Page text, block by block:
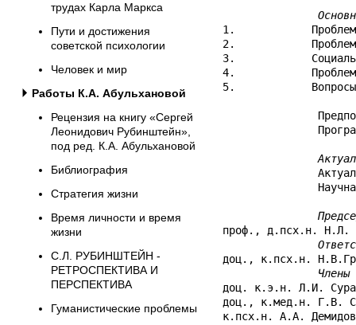
трудах Карла Маркса
Пути и достижения
советской психологии
Человек и мир
Работы К.А. Абульхановой
Рецензия на книгу «Сергей
Леонидович Рубинштейн»,
под ред. К.А. Абульхановой
Библиография
Стратегия жизни
Время личности и время
жизни
С.Л. РУБИНШТЕЙН -
РЕТРОСПЕКТИВА И
ПЕРСПЕКТИВА
Гуманистические проблемы
Основными
1.
2.
3.
4.
5.
Предполагаемая
Программа
Актуальность
Актуальность
Научная значимость
проф., д.псх.н. Н.Л.
Ответственный
доц., к.псх.н.
Члены
доц. к.э.н. Л.И.
доц., к.мед.н. Г.В.
к.псх.н. А.А. Демидов,